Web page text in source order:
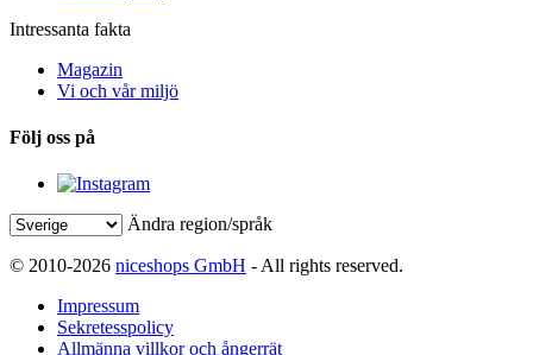
Intressanta fakta
Magazin
Vi och vår miljö
Följ oss på
Ändra region/språk
© 2010-2026 niceshops GmbH - All rights reserved.
Impressum
Sekretesspolicy
Allmänna villkor och ångerrät